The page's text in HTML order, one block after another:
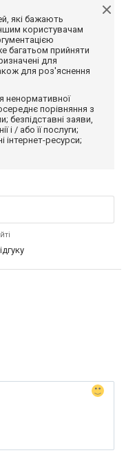
які бажають
користувачам
багатьом прийняти
для
для роз'яснення
ненормативної
порівняння з
безпідставні заяви,
і / або її послуги;
інтернет-ресурси;